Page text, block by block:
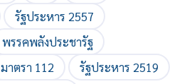
รัฐประหาร 2557
พรรคพลังประชารัฐ
มาตรา 112
รัฐประหาร 2519